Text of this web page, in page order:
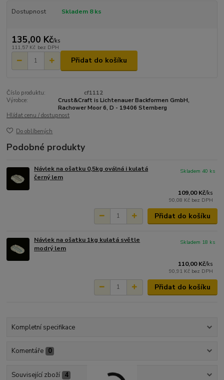
Dostupnost Skladem 8 ks
135,00 Kč/ks
111,57 Kč bez DPH
Přidat do košíku
Číslo produktu:
cf1112
Výrobce:
Crust&Craft is Lichtenauer Backformen GmbH,
Rachower Moor 6, D - 19406 Sternberg
Hlídat cenu / dostupnost
Do oblíbených
Podobné produkty
Návlek na ošatku 0,5kg oválná i kulatá
černý lem
109,00 Kč/ks
90,08 Kč bez DPH
Skladem 40 ks
Přidat do košíku
Návlek na ošatku 1kg kulatá světle
modrý lem
110,00 Kč/ks
90,91 Kč bez DPH
Skladem 18 ks
Přidat do košíku
Kompletní specifikace
Komentáře 0
Související zboží 4